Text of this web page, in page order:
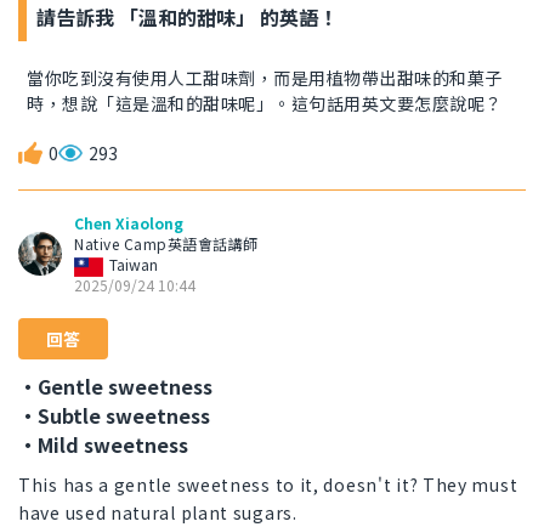
請告訴我 「溫和的甜味」 的英語！
當你吃到沒有使用人工甜味劑，而是用植物帶出甜味的和菓子
時，想說「這是溫和的甜味呢」。這句話用英文要怎麼說呢？
0 293
Chen Xiaolong
Native Camp英語會話講師
Taiwan
2025/09/24 10:44
回答
・Gentle sweetness
・Subtle sweetness
・Mild sweetness
This has a gentle sweetness to it, doesn't it? They must
have used natural plant sugars.